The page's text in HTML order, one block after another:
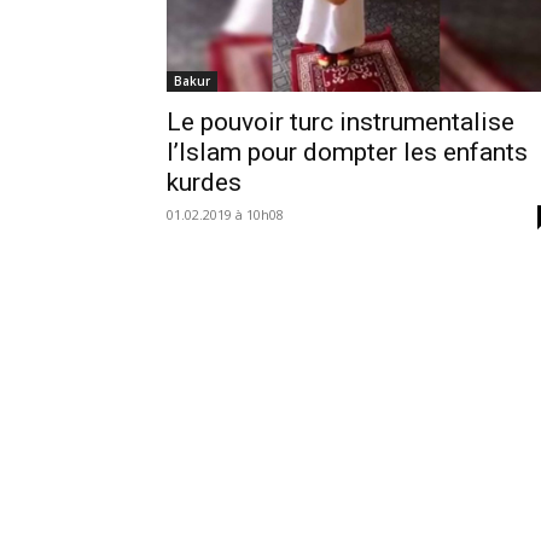
Bakur
Le pouvoir turc instrumentalise
l’Islam pour dompter les enfants
kurdes
01.02.2019 à 10h08